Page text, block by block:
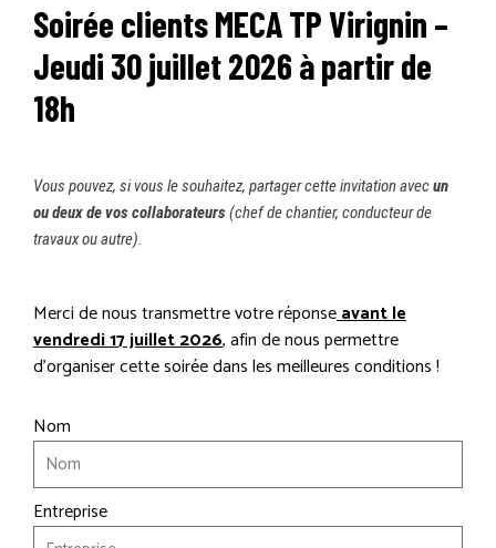
CATALOGUE LOCATION
CATALOGUE LOCATION
CATALOGUE MATÉRIEL BTP
CONTACT
CONTACT LOGOSOL
DEMANDE DE DÉPANNAGE
Soirée clients MECA TP Virignin –
Jeudi 30 juillet 2026 à partir de
18h
Vous pouvez, si vous le souhaitez, partager cette invitation avecun
ou deux de vos collaborateurs(chef de chantier, conducteur de
travaux ou autre).
Merci de nous transmettre votre réponseavant le
vendredi 17 juillet 2026, afin de nous permettre
d’organiser cette soirée dans les meilleures conditions !
Nom
Entreprise